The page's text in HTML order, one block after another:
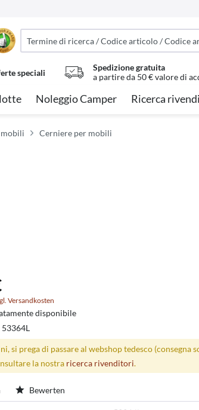
speciali
Spedizione gratuita
a partire da 50 € valore di
Noleggio Camper Ricerca
mobili Cerniere per mobili
Versandkosten
disponibile
53364L
si prega di passare al webshop tedesco (consegna
la nostra ricerca rivenditori.
Bewerten